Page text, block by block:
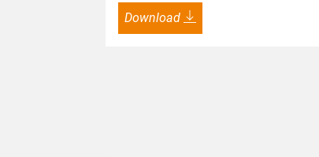
Download